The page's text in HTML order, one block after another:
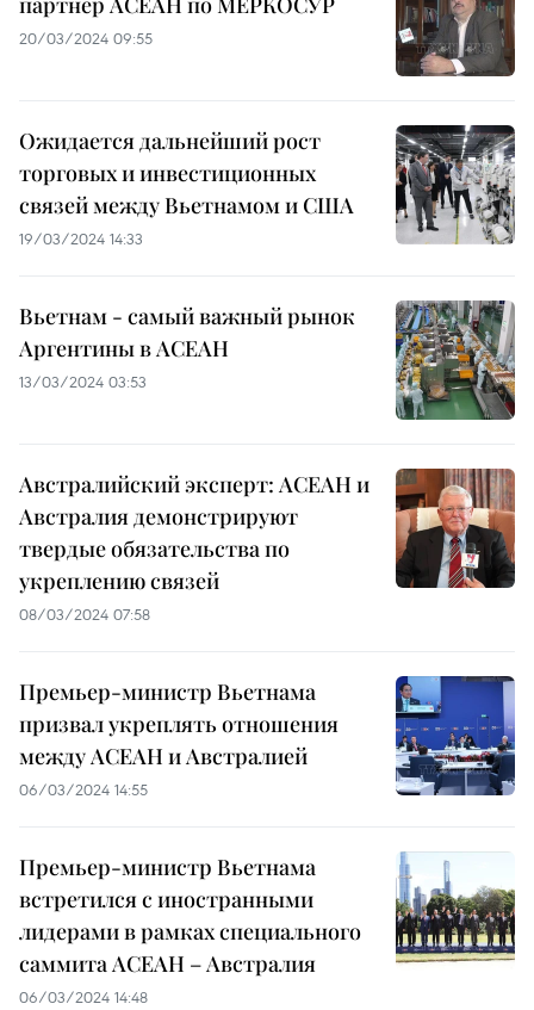
20/03/2024 09:55
Ожидается дальнейший рост
торговых и инвестиционных
связей между Вьетнамом и США
19/03/2024 14:33
Вьетнам - самый важный рынок
Аргентины в АСЕАН
13/03/2024 03:53
Австралийский эксперт: АСЕАН и
Австралия демонстрируют
твердые обязательства по
укреплению связей
08/03/2024 07:58
Премьер-министр Вьетнама
призвал укреплять отношения
между АСЕАН и Австралией
06/03/2024 14:55
Премьер-министр Вьетнама
встретился с иностранными
лидерами в рамках специального
саммита АСЕАН – Австралия
06/03/2024 14:48